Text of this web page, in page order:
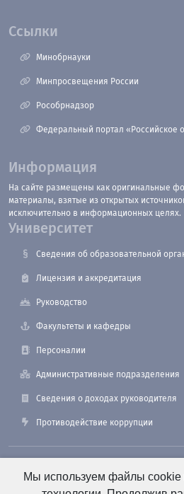
Ссылки
Минобрнауки
Минпросвещения России
Рособрнадзор
Федеральный портал «Российское
Информация
На сайте размещены как оригинальные
материалы, взятые из открытых
исключительно в информационных целях.
Университет
Сведения об образовательной
Лицензия и аккредитация
Руководство
Факультеты и кафедры
Персоналии
Административные подразделения
Сведения о доходах руководителя
Противодействие коррупции
190121, Санкт-Петербург, ул.
Мы используем файлы cookie